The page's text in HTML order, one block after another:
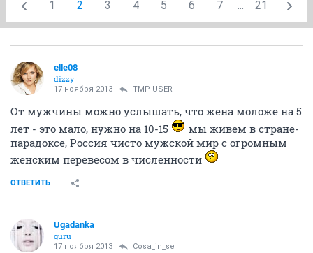
1 2 3 4 5 6 7 ... 21
elle08
dizzy
17 ноября 2013 TMP USER
От мужчины можно услышать, что жена моложе на 5
лет - это мало, нужно на 10-15
мы живем в стране-
парадоксе, Россия чисто мужской мир с огромным
женским перевесом в численности
ОТВЕТИТЬ
Ugadanka
guru
17 ноября 2013 Cosa_in_se